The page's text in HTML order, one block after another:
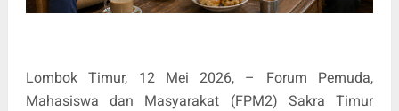
Lombok Timur, 12 Mei 2026, – Forum Pemuda,
Mahasiswa dan Masyarakat (FPM2) Sakra Timur